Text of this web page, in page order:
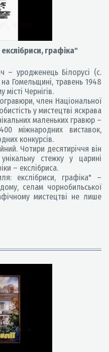
графіка"
уродженець Білорусі (с.
Гомельщині, травень 1948
Чернігів.
член Національної
у мистецтві яскрава
маленьких гравюр –
міжнародних виставок,
конкурсів.
Чотири десятиріччя він
стежку у царині
– екслібриса.
екслібриси, графіка" –
селам чорнобильської
мистецтві не лише